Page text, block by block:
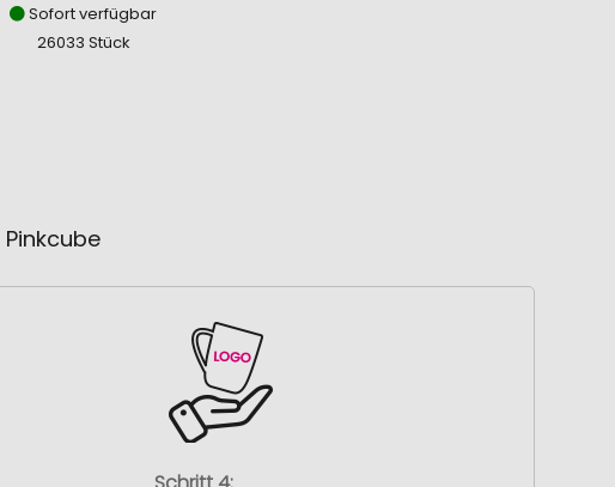
Sofort verfügbar
26033 Stück